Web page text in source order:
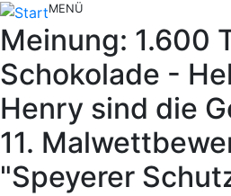
MENÜ
Meinung: 1.600
Schokolade -
Henry sind die
11.
"Speyerer